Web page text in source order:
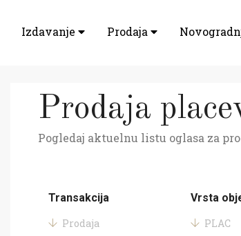
Izdavanje Prodaja
Prodaja
Pogledaj aktuelnu listu oglasa za
Transakcija
Prodaja
Vrsta
PLAC